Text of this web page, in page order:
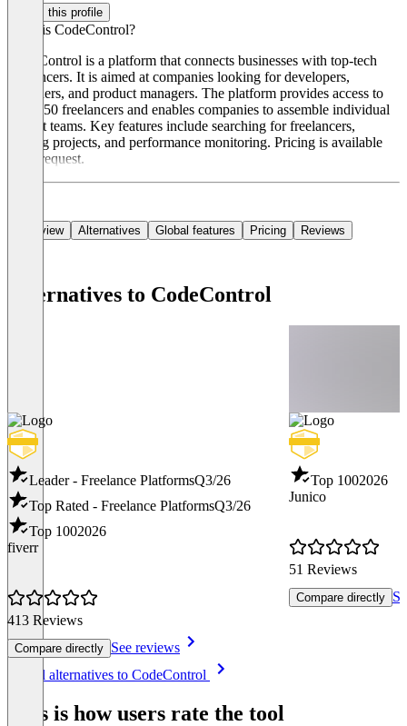
Claim this profile
What is CodeControl?
CodeControl is a platform that connects businesses with top-tech
freelancers. It is aimed at companies looking for developers,
designers, and product managers. The platform provides access to
over 750 freelancers and enables companies to assemble individual
project teams. Key features include searching for freelancers,
starting projects, and performance monitoring. Pricing is available
upon request.
Overview Alternatives Global features Pricing Reviews
Alternatives to CodeControl
Leader - Freelance PlatformsQ3/26
Top Rated - Freelance PlatformsQ3/26
Top 1002026
fiverr
413 Reviews
Compare directly See reviews
Top 1002026
Junico
51 Reviews
Compare directly
See all alternatives to CodeControl
This is how users rate the tool